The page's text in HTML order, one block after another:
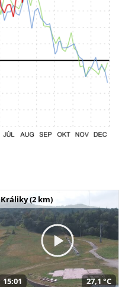
Králiky (2 km)
15:01 27,1 °C